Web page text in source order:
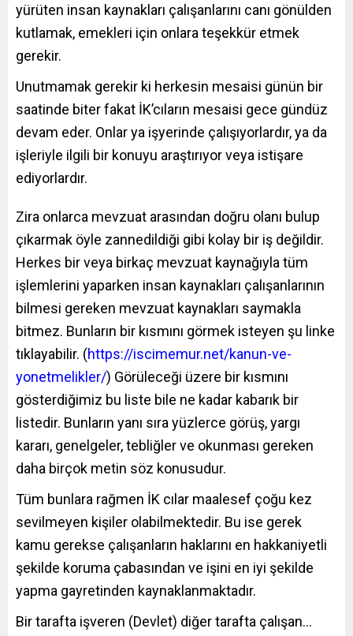
yürüten insan kaynakları çalışanlarını canı gönülden
kutlamak, emekleri için onlara teşekkür etmek
gerekir.
Unutmamak gerekir ki herkesin mesaisi günün bir
saatinde biter fakat İK’cıların mesaisi gece gündüz
devam eder. Onlar ya işyerinde çalışıyorlardır, ya da
işleriyle ilgili bir konuyu araştırıyor veya istişare
ediyorlardır.
Zira onlarca mevzuat arasından doğru olanı bulup
çıkarmak öyle zannedildiği gibi kolay bir iş değildir.
Herkes bir veya birkaç mevzuat kaynağıyla tüm
işlemlerini yaparken insan kaynakları çalışanlarının
bilmesi gereken mevzuat kaynakları saymakla
bitmez. Bunların bir kısmını görmek isteyen şu linke
tıklayabilir. (https://iscimemur.net/kanun-ve-
yonetmelikler/) Görüleceği üzere bir kısmını
gösterdiğimiz bu liste bile ne kadar kabarık bir
listedir. Bunların yanı sıra yüzlerce görüş, yargı
kararı, genelgeler, tebliğler ve okunması gereken
daha birçok metin söz konusudur.
Tüm bunlara rağmen İK cılar maalesef çoğu kez
sevilmeyen kişiler olabilmektedir. Bu ise gerek
kamu gerekse çalışanların haklarını en hakkaniyetli
şekilde koruma çabasından ve işini en iyi şekilde
yapma gayretinden kaynaklanmaktadır.
Bir tarafta işveren (Devlet) diğer tarafta çalışan…